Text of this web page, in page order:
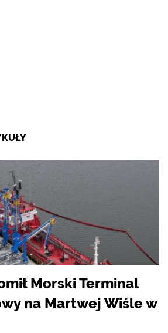
Morski Terminal
na Martwej Wiśle w